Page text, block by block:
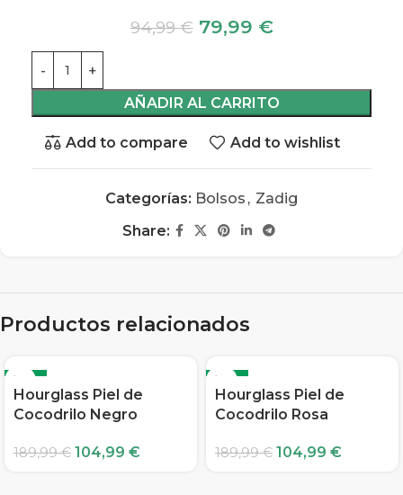
94,99€ 79,99 €
AÑADIR AL CARRITO
Add to compare Add to wishlist
Categorías: Bolsos , Zadig
Share:
Productos relacionados
-45%
Hourglass Piel de
Cocodrilo Negro
189,99€ 104,99 €
-45%
Hourglass Piel de
Cocodrilo Rosa
189,99€ 104,99 €